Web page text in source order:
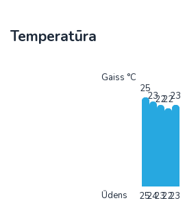
Temperatūra
Gaiss °C
Ūdens